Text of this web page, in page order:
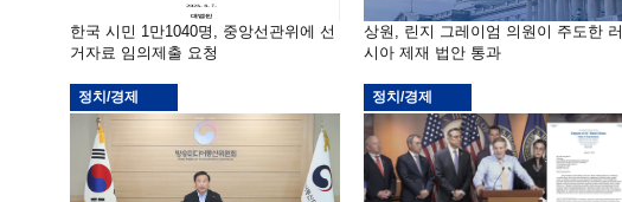
한국 시민 1만1040명, 중앙선관위에 선
거자료 임의제출 요청
상원, 린지 그레이엄 의원이 주도한 러
시아 제재 법안 통과
정치/경제 정치/경제